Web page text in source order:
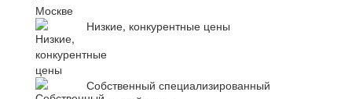
Низкие, конкурентные цены
Собственный специализированный